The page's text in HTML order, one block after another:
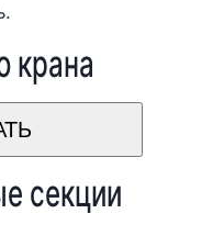
крана
секции